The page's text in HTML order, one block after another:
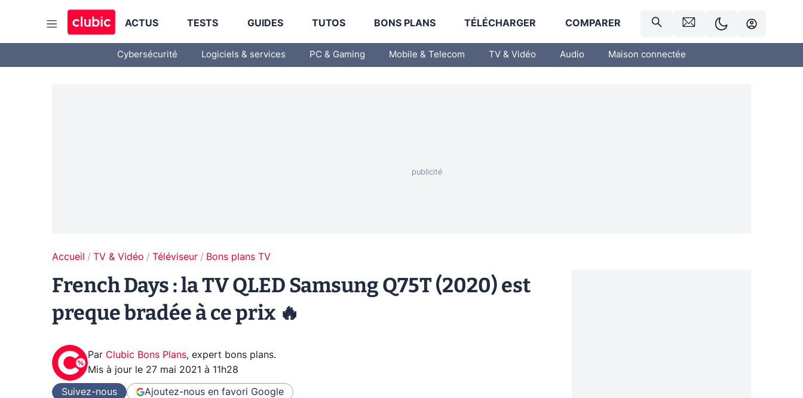
ACTUS TESTS GUIDES TUTOS BONS PLANS TÉLÉCHARGER COMPARER
Cybersécurité Logiciels & services PC & Gaming Mobile & Telecom TV & Vidéo Audio Maison connectée
Accueil TV & Vidéo Téléviseur Bons plans TV
French Days : la TV QLED Samsung Q75T (2020) est
preque bradée à ce prix 🔥
Par Clubic Bons Plans, expert bons plans.
Mis à jour le 27 mai 2021 à 11h28
Suivez-nous Ajoutez-nous en favori Google